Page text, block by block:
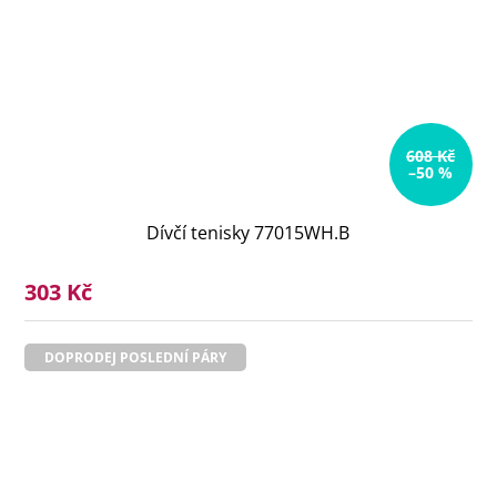
608 Kč
–50 %
Dívčí tenisky 77015WH.B
303 Kč
DOPRODEJ POSLEDNÍ PÁRY